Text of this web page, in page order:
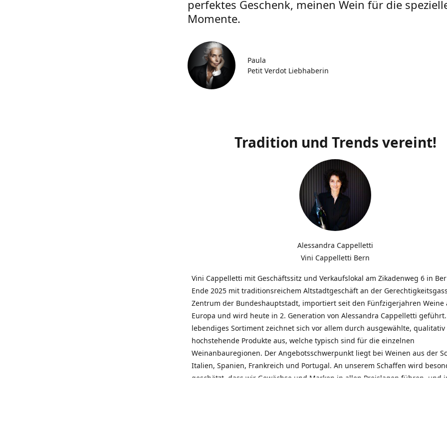
perfektes Geschenk, meinen Wein für die
Momente.
Paula
Petit Verdot Liebhaberin
Tradition und Trends vereint!
Alessandra Cappelletti
Vini Cappelletti Bern
Vini Cappelletti mit Geschäftssitz und Verkaufslokal am Zikadenweg 6 in
Ende 2025 mit traditionsreichem Altstadtgeschäft an der
Zentrum der Bundeshauptstadt, importiert seit den Fünfzigerjahren Weine
Europa und wird heute in 2. Generation von Alessandra Cappelletti
lebendiges Sortiment zeichnet sich vor allem durch ausgewählte, qualitativ
hochstehende Produkte aus, welche typisch sind für die einzelnen
Weinanbauregionen. Der Angebotsschwerpunkt liegt bei Weinen aus der
Italien, Spanien, Frankreich und Portugal. An unserem Schaffen wird
geschätzt, dass wir Gewächse und Marken in allen Preislagen führen, und